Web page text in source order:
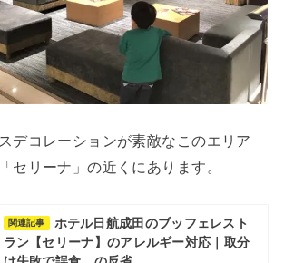
デコレーションが素敵なこのエリア
セリーナ」の近くにあります。
関連記事
ホテル日航成田のブッフェレスト
ラン【セリーナ】のアレルギー対応｜取分